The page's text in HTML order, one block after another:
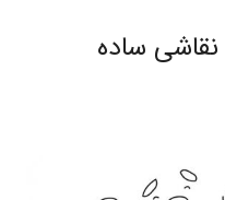
ساده